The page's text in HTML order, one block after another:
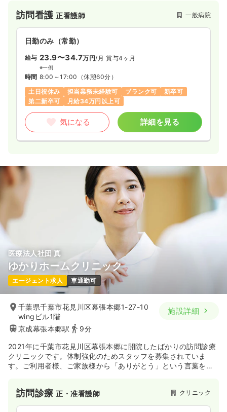
訪問看護正看護師 一般病院
日勤のみ（常勤）
給与 23.9〜34.7万円/月 賞与4ヶ月
※一例
時間 8:00～17:00 （休憩60分）
土日祝休み
担当業務未経験可 ブランク可
新卒可
第二新卒可
月給34万円以上可
気になる 詳細を見る
医療法人社団 真
ゆかりホームクリニック
エージェント求人 車通勤可
千葉県千葉市花見川区幕張本郷1-27-10
wingビル1階
京成幕張本郷駅
9分
施設詳細
2021年に千葉市花見川区幕張本郷に開院したばかりの訪問診療
クリニックです。体制強化のためスタッフを募集されていま
す。ご利用者様、ご家族様から「ありがとう」という言葉を直
る事ができるようになるまで、スタッフが責任を持って研修を
してくださるので安心して業務に臨め無ことが可能です。
訪問診療正・准看護師 クリニック